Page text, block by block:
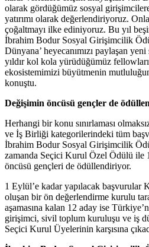
olarak gördüğümüz sosyal
yatırımı olarak değerlendiriyoruz.
çoğaltmayı ilke ediniyoruz. Bu yıl
İbrahim Bodur Sosyal Girişimcilik
Dünyana’ heyecanımızı paylaşan
yıldır kol kola yürüdüğümüz
ekosistemimizi büyütmenin
konuştu.
Değişimin öncüsü gençler de
Herhangi bir konu sınırlaması
ve İş Birliği kategorilerindeki tüm
İbrahim Bodur Sosyal Girişimcilik
zamanda Seçici Kurul Özel Ödülü ile
öncüsü gençleri de ödüllendiriyor.
1 Eylül’e kadar yapılacak başvurular
oluşan bir ön değerlendirme kurulu
aşamasına kalan 12 aday ise
girişimci, sivil toplum kuruluşu ve iş
Seçici Kurul Üyelerinin karşısına